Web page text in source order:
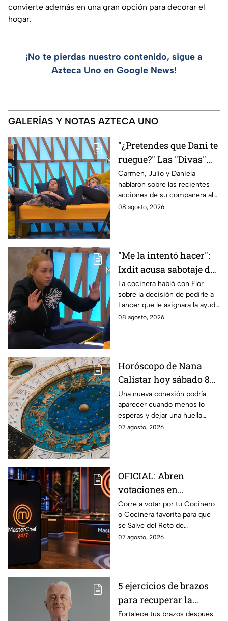
convierte además en una gran opción para decorar el
hogar.
¡No te pierdas nuestro contenido, sigue a
Azteca Uno en Google News!
GALERÍAS Y NOTAS AZTECA UNO
"¿Pretendes que Dani te
ruegue?" Las "Divas"
lamentan el
comportamiento de
Michelle en MasterChef
24/7
Carmen, Julio y Daniela
hablaron sobre las recientes
acciones de su compañera al
interior del Mundo MasterChef
08 agosto, 2026
"Me la intentó hacer":
Ixdit acusa sabotaje de
Ramahá en la pasada
gala de salvación de
MasterChef 24/7
La cocinera habló con Flor
sobre la decisión de pedirle a
Lancer que le asignara la ayuda
de Ramahá y no la de Daniela
08 agosto, 2026
Horóscopo de Nana
Calistar hoy sábado 8
de agosto del 2026 para
cada signo; una
conexión inesperada
podría transformar tus
Una nueva conexión podría
aparecer cuando menos lo
esperas y dejar una huella
importante.
07 agosto, 2026
OFICIAL: Abren
votaciones en
MasterChef 24/7 para
que salves a un
Cocinero del Reto de
Eliminación de este
Corre a votar por tu Cocinero
o Cocinera favorita para que
se Salve del Reto de
Eliminación de MasterChef
07 agosto, 2026
5 ejercicios de brazos
para recuperar la
fuerza después de los
Fortalece tus brazos después